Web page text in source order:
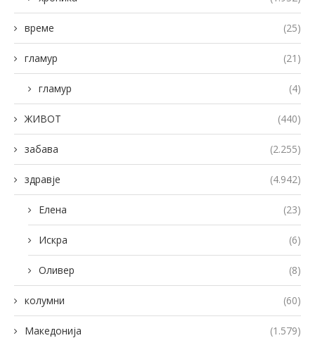
време (25)
гламур (21)
гламур (4)
ЖИВОТ (440)
забава (2.255)
здравје (4.942)
Елена (23)
Искра (6)
Оливер (8)
колумни (60)
Македонија (1.579)